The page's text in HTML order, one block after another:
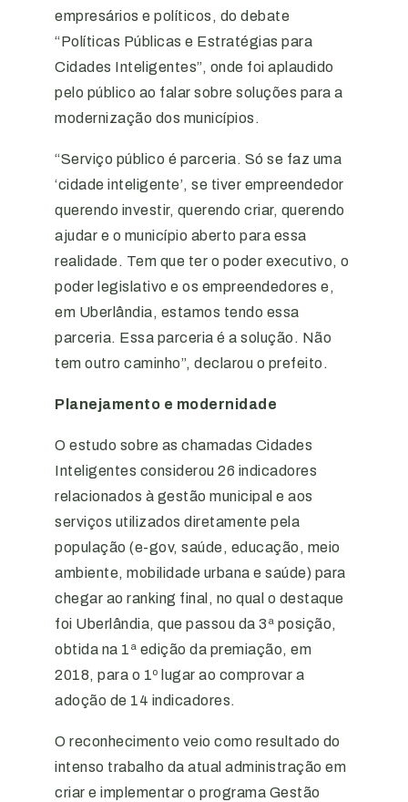
empresários e políticos, do debate
“Políticas Públicas e Estratégias para
Cidades Inteligentes”, onde foi aplaudido
pelo público ao falar sobre soluções para a
modernização dos municípios.
“Serviço público é parceria. Só se faz uma
‘cidade inteligente’, se tiver empreendedor
querendo investir, querendo criar, querendo
ajudar e o município aberto para essa
realidade. Tem que ter o poder executivo, o
poder legislativo e os empreendedores e,
em Uberlândia, estamos tendo essa
parceria. Essa parceria é a solução. Não
tem outro caminho”, declarou o prefeito.
Planejamento e modernidade
O estudo sobre as chamadas Cidades
Inteligentes considerou 26 indicadores
relacionados à gestão municipal e aos
serviços utilizados diretamente pela
população (e-gov, saúde, educação, meio
ambiente, mobilidade urbana e saúde) para
chegar ao ranking final, no qual o destaque
foi Uberlândia, que passou da 3ª posição,
obtida na 1ª edição da premiação, em
2018, para o 1º lugar ao comprovar a
adoção de 14 indicadores.
O reconhecimento veio como resultado do
intenso trabalho da atual administração em
criar e implementar o programa Gestão